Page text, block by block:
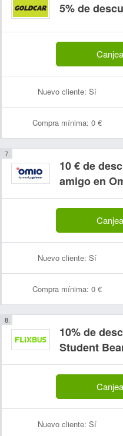
5% de
Nuevo cliente: Sí
Compra mínima: 0 €
10 € de
amigo en
Nuevo cliente: Sí
Compra mínima: 0 €
10% de
Student
Nuevo cliente: Sí